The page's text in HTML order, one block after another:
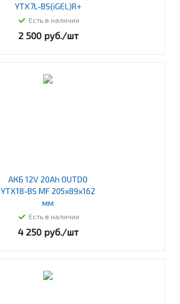
YTX7L-BS(iGEL)R+
Есть в наличии
2 500руб./шт
АКБ 12V 20Ah OUTDO
YTX18-BS MF 205х89х162
мм
Есть в наличии
4 250 руб./шт